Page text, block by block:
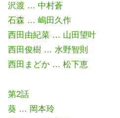
沢渡 … 中村蒼
石森 … 嶋田久作
西田由紀菜 … 山田望叶
西田俊樹 … 水野智則
西田まどか … 松下恵
第2話
葵 … 岡本玲